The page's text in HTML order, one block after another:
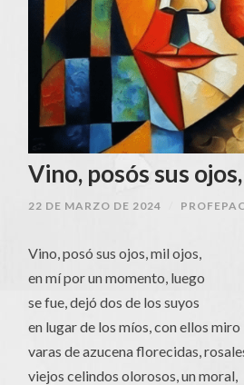
Vino, posós sus
22 DE MARZO DE 2024
Vino, posó sus ojos, mil ojos,
en mí por un momento, luego
se fue, dejó dos de los suyos
en lugar de los míos, con ellos miro
varas de azucena florecidas,
viejos celindos olorosos, un moral,